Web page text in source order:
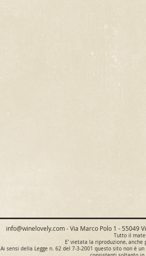
info@winelovely.com- Via Marco Polo 1 - 55049
Tutto il
E' vietata la riproduzione,
Ai sensi della Legge n. 62 del 7-3-2001 questo sito non è